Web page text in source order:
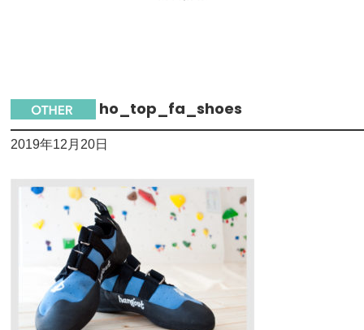
ho_top_fa_shoes
2019年12月20日